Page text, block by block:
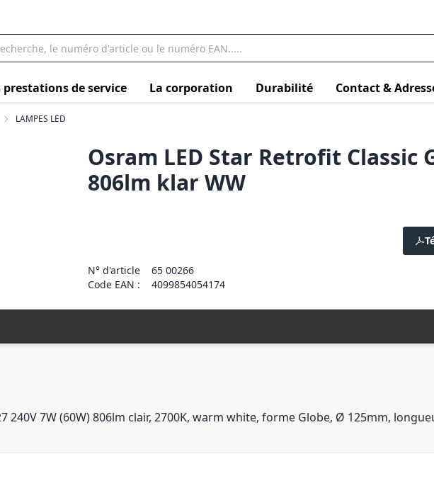
prestations de service La corporation Durabilité Contact &
LAMPES LED
Osram LED Star Retrofit Classic
806lm klar WW
N° d'article
65 00266
Code EAN :
4099854054174
240V 7W (60W) 806lm clair, 2700K, warm white, forme Globe, Ø 125mm,